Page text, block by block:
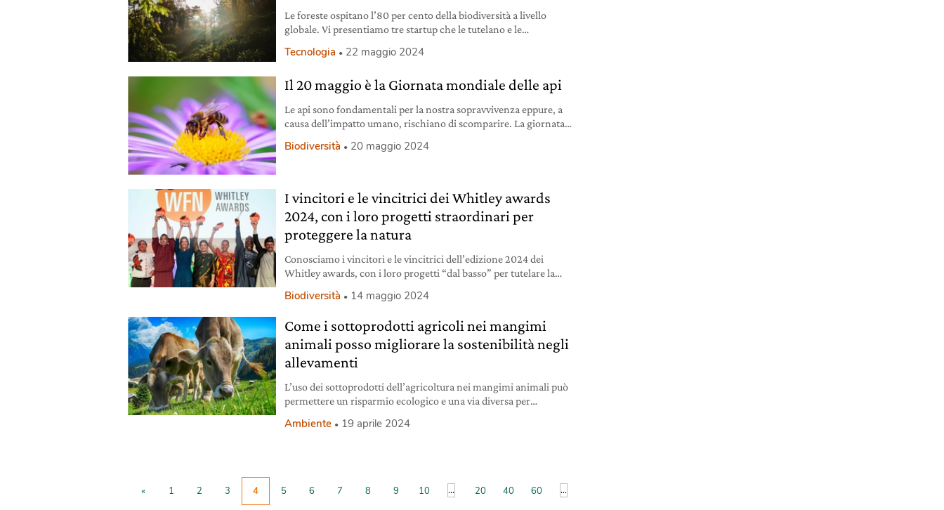
Le foreste ospitano l’80 per cento della biodiversità a livello
globale. Vi presentiamo tre startup che le tutelano e le
Tecnologia 22 maggio 2024
Il 20 maggio è la Giornata mondiale delle api
Le api sono fondamentali per la nostra sopravvivenza eppure, a
causa dell’impatto umano, rischiano di scomparire. La giornata
Biodiversità 20 maggio 2024
I vincitori e le vincitrici dei Whitley awards
2024, con i loro progetti straordinari per
proteggere la natura
Conosciamo i vincitori e le vincitrici dell’edizione 2024 dei
Whitley awards, con i loro progetti “dal basso” per tutelare la
Biodiversità 14 maggio 2024
Come i sottoprodotti agricoli nei mangimi
animali posso migliorare la sostenibilità negli
allevamenti
L’uso dei sottoprodotti dell’agricoltura nei mangimi animali può
permettere un risparmio ecologico e una via diversa per
Ambiente 19 aprile 2024
« 1 2 3 4 5 6 7 8 9 10 ... 20 40 60 ...